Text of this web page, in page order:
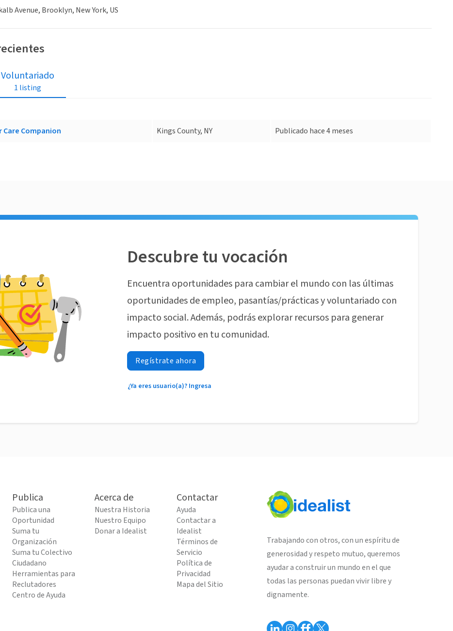
Avenue, Brooklyn, New York, US
Voluntariado
1 listing
Companion Kings County, NY Publicado hace 4 meses
Descubre tu vocación
Encuentra oportunidades para cambiar el mundo con las últimas
oportunidades de empleo, pasantías/prácticas y voluntariado con
impacto social. Además, podrás explorar recursos para generar
impacto positivo en tu comunidad.
Regístrate ahora
¿Ya eres usuario(a)? Ingresa
Publica
Publica una
Oportunidad
Suma tu
Organización
Suma tu Colectivo
Ciudadano
Herramientas para
Reclutadores
Centro de Ayuda
Acerca de
Nuestra Historia
Nuestro Equipo
Donar a Idealist
Contactar
Ayuda
Contactar a
Idealist
Términos de
Servicio
Política de
Privacidad
Mapa del Sitio
Trabajando con otros, con un espíritu de
generosidad y respeto mutuo, queremos
ayudar a construir un mundo en el que
todas las personas puedan vivir libre y
dignamente.